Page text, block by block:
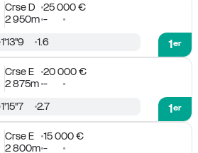
Crse D
25 000 €
2 950m -
1er
1'13''9 1.6
Crse E
20 000 €
2 875m -
1er
1'15''7 2.7
Crse E
15 000 €
2 800m -